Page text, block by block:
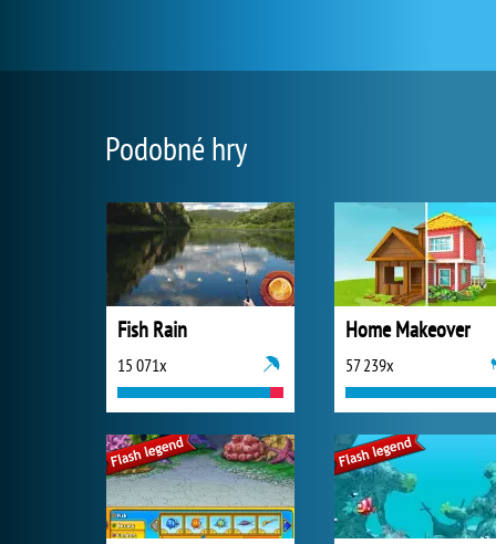
Podobné hry
Fish Rain
15 071x
Home Makeover
57 239x